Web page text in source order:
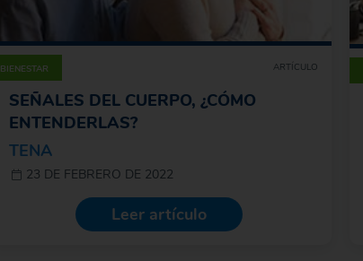
BIENESTAR ARTÍCULO
SEÑALES DEL CUERPO, ¿CÓMO
ENTENDERLAS?
TENA
23 DE FEBRERO DE 2022
Leer artículo